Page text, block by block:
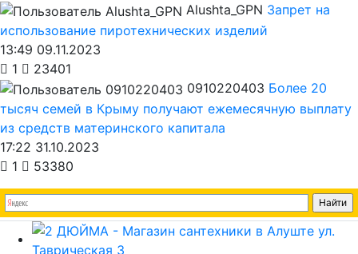
Alushta_GPN Запрет на
использование пиротехнических изделий
13:49 09.11.2023
1
23401
0910220403 Более 20
тысяч семей в Крыму получают ежемесячную выплату
из средств материнского капитала
17:22 31.10.2023
1
53380